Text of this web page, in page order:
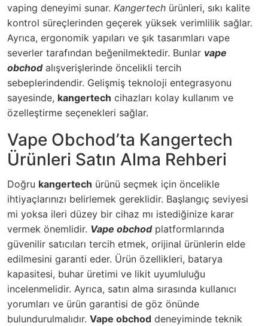
vaping deneyimi sunar. Kangertech ürünleri, sıkı kalite
kontrol süreçlerinden geçerek yüksek verimlilik sağlar.
Ayrıca, ergonomik yapıları ve şık tasarımları vape
severler tarafından beğenilmektedir. Bunlar vape
obchodalışverişlerinde öncelikli tercih
sebeplerindendir. Gelişmiş teknoloji entegrasyonu
sayesinde, kangertech cihazları kolay kullanım ve
özelleştirme seçenekleri sağlar.
Vape Obchod’ta Kangertech
Ürünleri Satın Alma Rehberi
Doğru kangertech ürünü seçmek için öncelikle
ihtiyaçlarınızı belirlemek gereklidir. Başlangıç seviyesi
mi yoksa ileri düzey bir cihaz mı istediğinize karar
vermek önemlidir. Vape obchodplatformlarında
güvenilir satıcıları tercih etmek, orijinal ürünlerin elde
edilmesini garanti eder. Ürün özellikleri, batarya
kapasitesi, buhar üretimi ve likit uyumluluğu
incelenmelidir. Ayrıca, satın alma sırasında kullanıcı
yorumları ve ürün garantisi de göz önünde
bulundurulmalıdır. Vape obchod deneyiminde teknik